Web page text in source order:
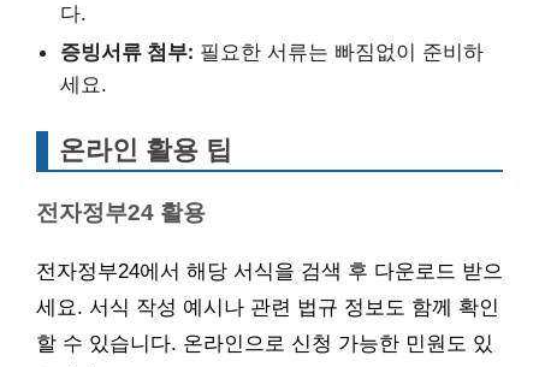
다.
증빙서류 첨부: 필요한 서류는 빠짐없이 준비하
세요.
온라인 활용 팁
전자정부24 활용
전자정부24에서 해당 서식을 검색 후 다운로드 받으
세요. 서식 작성 예시나 관련 법규 정보도 함께 확인
할 수 있습니다. 온라인으로 신청 가능한 민원도 있